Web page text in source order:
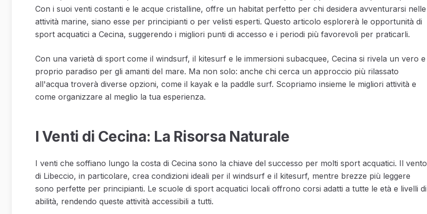
Con i suoi venti costanti e le acque cristalline, offre un habitat perfetto per chi desidera avventurarsi nelle
attività marine, siano esse per principianti o per velisti esperti. Questo articolo esplorerà le opportunità di
sport acquatici a Cecina, suggerendo i migliori punti di accesso e i periodi più favorevoli per praticarli.
Con una varietà di sport come il windsurf, il kitesurf e le immersioni subacquee, Cecina si rivela un vero e
proprio paradiso per gli amanti del mare. Ma non solo: anche chi cerca un approccio più rilassato
all'acqua troverà diverse opzioni, come il kayak e la paddle surf. Scopriamo insieme le migliori attività e
come organizzare al meglio la tua esperienza.
I Venti di Cecina: La Risorsa Naturale
I venti che soffiano lungo la costa di Cecina sono la chiave del successo per molti sport acquatici. Il vento
di Libeccio, in particolare, crea condizioni ideali per il windsurf e il kitesurf, mentre brezze più leggere
sono perfette per principianti. Le scuole di sport acquatici locali offrono corsi adatti a tutte le età e livelli di
abilità, rendendo queste attività accessibili a tutti.